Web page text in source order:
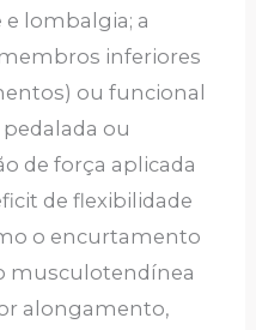
e lombalgia; a
inferiores
ou funcional
ou
de força aplicada
de flexibilidade
o encurtamento
musculotendínea
alongamento,